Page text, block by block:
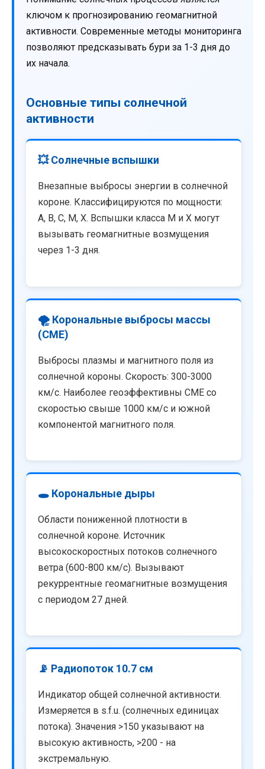
ключом к прогнозированию геомагнитной
активности. Современные методы мониторинга
позволяют предсказывать бури за 1-3 дня до
их начала.
Основные типы солнечной
активности
💥 Солнечные вспышки
Внезапные выбросы энергии в солнечной
короне. Классифицируются по мощности:
A, B, C, M, X. Вспышки класса M и X могут
вызывать геомагнитные возмущения
через 1-3 дня.
🌪️ Корональные выбросы массы
(CME)
Выбросы плазмы и магнитного поля из
солнечной короны. Скорость: 300-3000
км/с. Наиболее геоэффективны CME со
скоростью свыше 1000 км/с и южной
компонентой магнитного поля.
🕳️ Корональные дыры
Области пониженной плотности в
солнечной короне. Источник
высокоскоростных потоков солнечного
ветра (600-800 км/с). Вызывают
рекуррентные геомагнитные возмущения
с периодом 27 дней.
📡 Радиопоток 10.7 см
Индикатор общей солнечной активности.
Измеряется в s.f.u. (солнечных единицах
потока). Значения >150 указывают на
высокую активность, >200 - на
экстремальную.